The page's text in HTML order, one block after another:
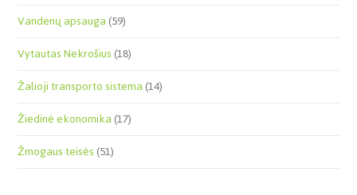
Vandenų apsauga(59)
Vytautas Nekrošius(18)
Žalioji transporto sistema(14)
Žiedinė ekonomika(17)
Žmogaus teisės(51)